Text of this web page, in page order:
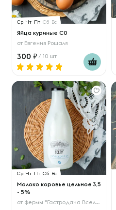
Ср Чт Пт Сб Вс
Яйца куриные С0
от Евгения Рошаля
300 / 10 шт
Ср Чт Пт Сб Вс
Молоко коровье цельное 3,5
- 5%
от фермы "Гастродача Вселуг"